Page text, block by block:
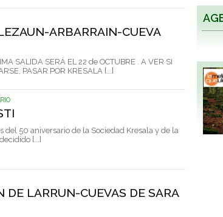
ARBARRAIN-CUEVA
SALIDA SERÁ EL 22 de OCTUBRE . A VER SI
PASAR POR KRESALA [...]
del 50 aniversario de la Sociedad Kresala y de la
[...]
DE LARRUN-CUEVAS DE SARA